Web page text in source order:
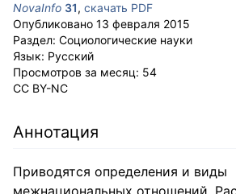
NovaInfo 31, скачать PDF
Опубликовано 13 февраля 2015
Раздел: Социологические науки
Язык: Русский
Просмотров за месяц: 54
CC BY-NC
Аннотация
Приводятся определения и виды
межнациональных отношений.